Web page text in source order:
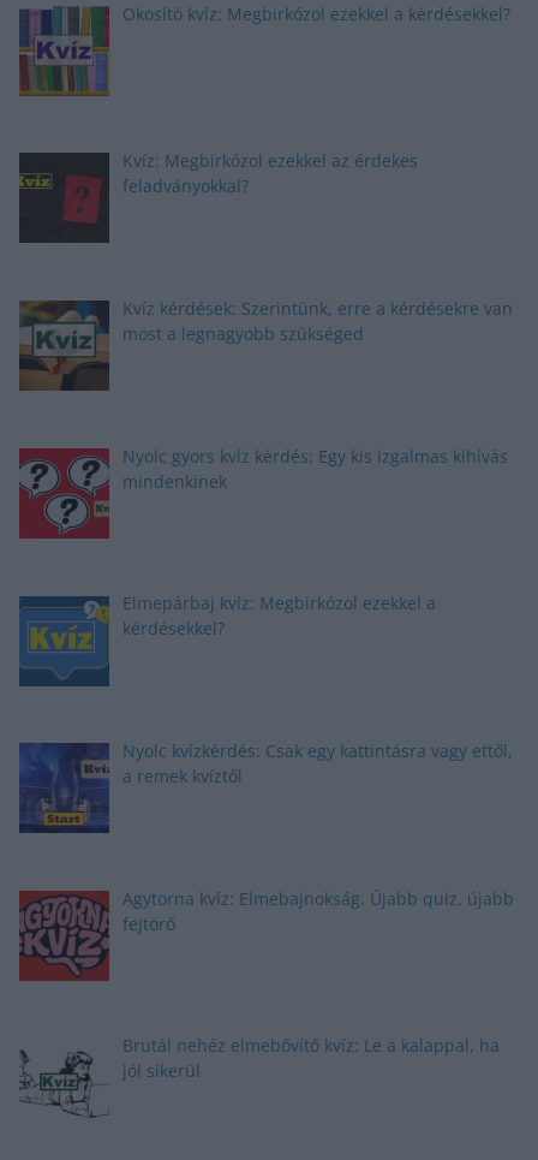
Okosító kvíz: Megbirkózol ezekkel a kérdésekkel?
Kvíz: Megbirkózol ezekkel az érdekes
feladványokkal?
Kvíz kérdések: Szerintünk, erre a kérdésekre van
most a legnagyobb szükséged
Nyolc gyors kvíz kérdés: Egy kis izgalmas kihívás
mindenkinek
Elmepárbaj kvíz: Megbirkózol ezekkel a
kérdésekkel?
Nyolc kvízkérdés: Csak egy kattintásra vagy ettől,
a remek kvíztől
Agytorna kvíz: Elmebajnokság. Újabb quiz, újabb
fejtörő
Brutál nehéz elmebővítő kvíz: Le a kalappal, ha
jól sikerül